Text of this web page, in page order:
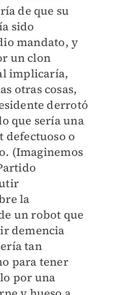
de que su
sido
mandato, y
un clon
implicaría,
otras cosas,
derrotó
que sería una
defectuoso o
(Imaginemos
la
un robot que
demencia
tan
para tener
por una